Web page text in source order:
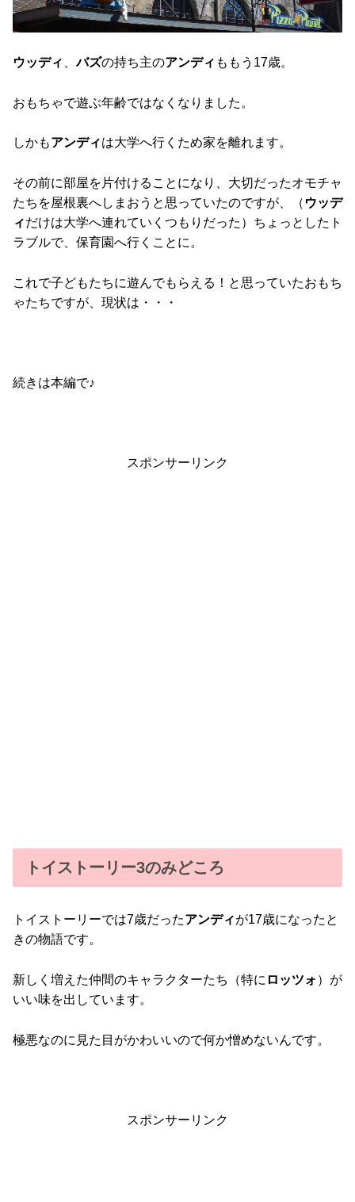
ウッディ 、バズの持ち主のアンディ ももう17歳。
おもちゃで遊ぶ年齢ではなくなりました。
しかもアンディは大学へ行くため家を離れます。
その前に部屋を片付けることになり、大切だったオモチャ
たちを屋根裏へしまおうと思っていたのですが、（ ウッデ
ィだけは大学へ連れていくつもりだった）ちょっとしたト
ラブルで、保育園へ行くことに。
これで子どもたちに遊んでもらえる！と思っていたおもち
ゃたちですが、現状は・・・
続きは本編で♪
スポンサーリンク
トイストーリー3のみどころ
トイストーリーでは7歳だったアンディが17歳になったと
きの物語です。
新しく増えた仲間のキャラクターたち（特に ロッツォ ）が
いい味を出しています。
極悪なのに見た目がかわいいので何か憎めないんです。
スポンサーリンク